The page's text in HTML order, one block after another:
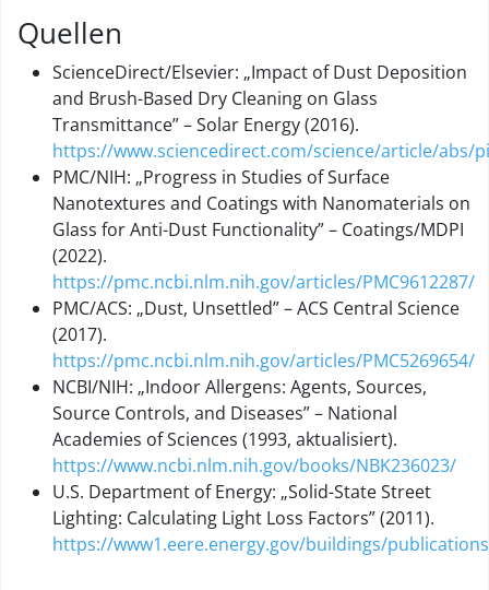
Quellen
ScienceDirect/Elsevier: „Impact of Dust Deposition
and Brush-Based Dry Cleaning on Glass
Transmittance” – Solar Energy (2016).
https://www.sciencedirect.com/science/article/abs/
PMC/NIH: „Progress in Studies of Surface
Nanotextures and Coatings with Nanomaterials on
Glass for Anti-Dust Functionality” – Coatings/MDPI
(2022).
https://pmc.ncbi.nlm.nih.gov/articles/PMC9612287/
PMC/ACS: „Dust, Unsettled” – ACS Central Science
(2017).
https://pmc.ncbi.nlm.nih.gov/articles/PMC5269654/
NCBI/NIH: „Indoor Allergens: Agents, Sources,
Source Controls, and Diseases” – National
Academies of Sciences (1993, aktualisiert).
https://www.ncbi.nlm.nih.gov/books/NBK236023/
U.S. Department of Energy: „Solid-State Street
Lighting: Calculating Light Loss Factors” (2011).
https://www1.eere.energy.gov/buildings/